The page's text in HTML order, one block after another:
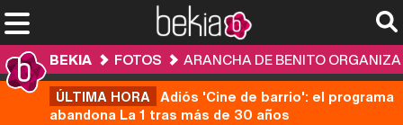
BEKIA FOTOS
ARANCHA DE BENITO
ÚLTIMA HORA Adiós 'Cine de barrio': el programa
abandona La 1 tras más de 30 años